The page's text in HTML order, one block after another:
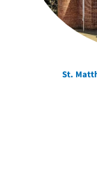
St.